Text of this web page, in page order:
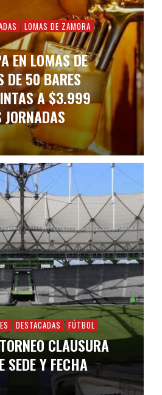
LOMAS DE ZAMORA
EN LOMAS DE
DE 50 BARES
A $3.999
DESTACADAS FÚTBOL
CLAUSURA
Y FECHA